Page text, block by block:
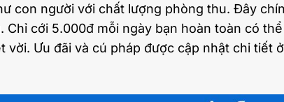
con người với chất lượng phòng thu. Đây
Chỉ cới 5.000đ mỗi ngày bạn hoàn toàn có
Ưu đãi và cú pháp được cập nhật chi tiết